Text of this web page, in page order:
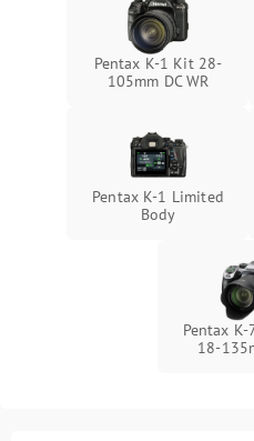
Pentax K-1 Kit 28-
105mm DC WR
Pentax K-1 Limited
Body
Pentax
18-